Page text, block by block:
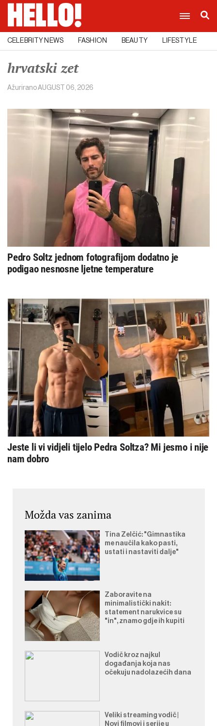
CELEBRITY NEWS FASHION BEAUTY LIFESTYLE
hrvatski zet
AžuriranoAUGUST 06, 2026
Pedro Soltz jednom fotografijom dodatno je
podigao nesnosne ljetne temperature
Jeste li vi vidjeli tijelo Pedra Soltza? Mi jesmo i nije
nam dobro
Možda vas zanima
Tina Zelčić: "Gimnastika
me naučila kako pasti,
ustati i nastaviti dalje"
Zaboravite na
minimalistički nakit:
statement narukvice su
"in", znamo gdje ih kupiti
Vodič kroz najkul
događanja koja nas
očekuju nadolazećih dana
Veliki streaming vodič |
Novi filmovi i serije u